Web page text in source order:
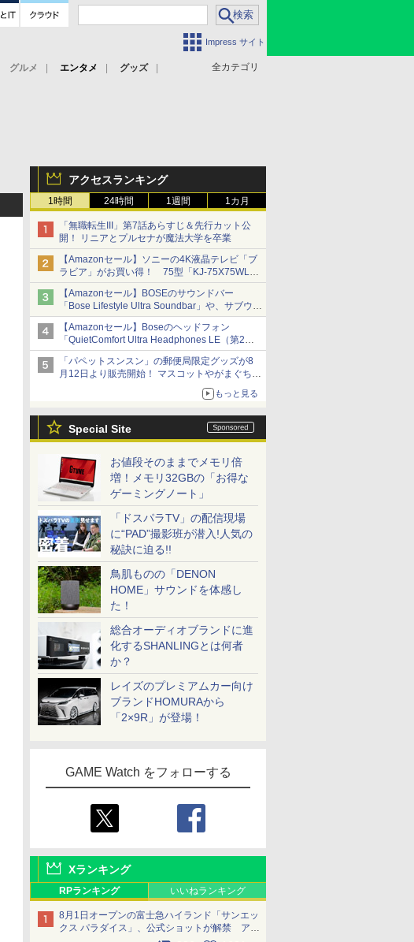
Impress サイト
全カテゴリ
グルメ エンタメ
グッズ
アクセスランキング
1時間 24時間 1週間 1カ月
「無職転生III」第7話あらすじ＆先行カット公
開！ リニアとプルセナが魔法大学を卒業
【Amazonセール】ソニーの4K液晶テレビ「ブ
ラビア」がお買い得！ 75型「KJ-75X75WL」
などラインナップ
【Amazonセール】BOSEのサウンドバー
「Bose Lifestyle Ultra Soundbar」や、サブウー
ファー「Bose Lifestyle Ultra Subwoofer」など
お買い得！
【Amazonセール】Boseのヘッドフォン
「QuietComfort Ultra Headphones LE（第2世
代）」などお買い得価格で登場
イマーシブオーディオで臨場感ある音楽体験が
楽しめる
「パペットスンスン」の郵便局限定グッズが8
月12日より販売開始！ マスコットやがまぐち、
もっと見る
Special Site
お値段そのままでメモリ倍
増！メモリ32GBの「お得な
ゲーミングノート」
「ドスパラTV」の配信現場
に“PAD”撮影班が潜入!人気の
秘訣に迫る!!
鳥肌ものの「DENON
HOME」サウンドを体感し
た！
総合オーディオブランドに進
化するSHANLINGとは何者
か？
レイズのプレミアムカー向け
ブランドHOMURAから
「2×9R」が登場！
GAME Watch をフォローする
Xランキング
RPランキング いいねランキング
8月1日オープンの富士急ハイランド「サンエッ
クス パラダイス」、公式ショットが解禁 アト